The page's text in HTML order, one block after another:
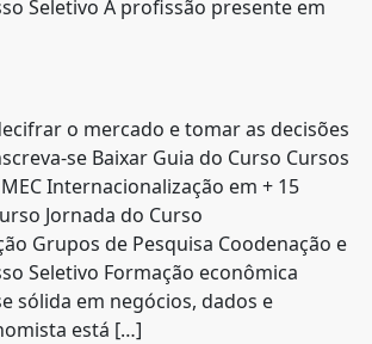
Seletivo A profissão presente em
o mercado e tomar as decisões
se Baixar Guia do Curso Cursos
Internacionalização em + 15
Jornada do Curso
Grupos de Pesquisa Coodenação e
Seletivo Formação econômica
sólida em negócios, dados e
está […]